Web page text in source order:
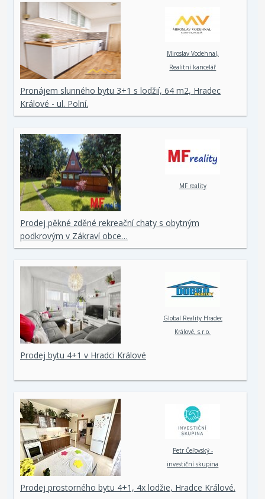
Miroslav Vodehnal,
Realitní kancelář
Pronájem slunného bytu 3+1 s lodžií, 64 m2, Hradec
Králové - ul. Polní.
MF reality
Prodej pěkné zděné rekreační chaty s obytným
podkrovým v Zákraví obce…
Global Reality Hradec
Králové, s.r.o.
Prodej bytu 4+1 v Hradci Králové
Petr Čeřovský -
investiční skupina
Prodej prostorného bytu 4+1, 4x lodžie, Hradce Králové.